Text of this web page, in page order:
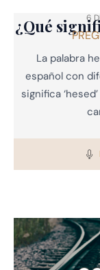
6
¿Qué
La palabra
español con
significa